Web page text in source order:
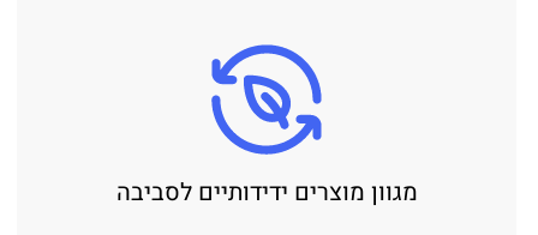
מגוון מוצרים ידידותיים לסביבה